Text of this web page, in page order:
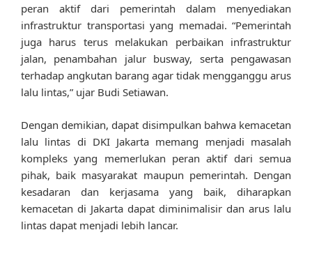
peran aktif dari pemerintah dalam menyediakan
infrastruktur transportasi yang memadai. “Pemerintah
juga harus terus melakukan perbaikan infrastruktur
jalan, penambahan jalur busway, serta pengawasan
terhadap angkutan barang agar tidak mengganggu arus
lalu lintas,” ujar Budi Setiawan.
Dengan demikian, dapat disimpulkan bahwa kemacetan
lalu lintas di DKI Jakarta memang menjadi masalah
kompleks yang memerlukan peran aktif dari semua
pihak, baik masyarakat maupun pemerintah. Dengan
kesadaran dan kerjasama yang baik, diharapkan
kemacetan di Jakarta dapat diminimalisir dan arus lalu
lintas dapat menjadi lebih lancar.